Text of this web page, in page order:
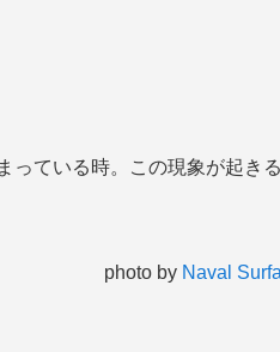
ている時。この現象が起き
photo by Naval